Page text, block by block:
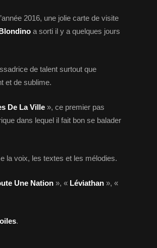
2016, une jolie carte de visite
a sorti il y a quelques jours
de talent surtout que
et de sublime.
De La Ville », ce premier pas
dans lequel il fait bon se balader
la voix, les textes et les mélodies.
Une Nation », « Léviathan », «
.